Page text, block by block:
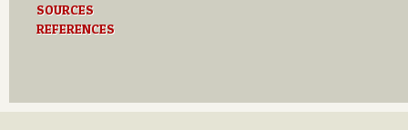
SOURCES
REFERENCES